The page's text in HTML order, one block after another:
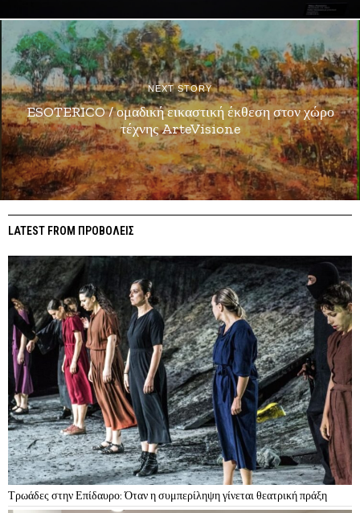
NEXT STORY
ESOTERICO / ομαδική εικαστική έκθεση στον χώρο
τέχνης ArteVisione
LATEST FROM ΠΡΟΒΟΛΕΙΣ
Τρωάδες στην Επίδαυρο: Όταν η συμπερίληψη γίνεται θεατρική πράξη